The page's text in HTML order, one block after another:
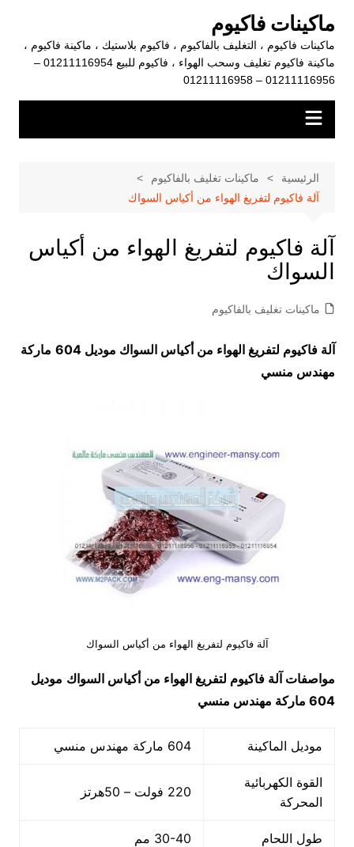
المحتوى
ماكينات فاكيوم
ماكينات فاكيوم ، التغليف بالفاكيوم ، فاكيوم بلاستيك ، ماكينة فاكيوم ،
ماكينة فاكيوم تغليف وسحب الهواء ، فاكيوم للبيع 01211116954 –
01211116956 – 01211116958
الرئيسية
ماكينات تغليف بالفاكيوم
آلة فاكيوم لتفريغ الهواء من أكياس السواك
آلة فاكيوم لتفريغ الهواء من أكياس
السواك
ماكينات تغليف بالفاكيوم
آلة فاكيوم لتفريغ الهواء من أكياس السواك موديل 604
ماركة
مهندس منسي
آلة فاكيوم لتفريغ الهواء من أكياس السواك
مواصفات آلة فاكيوم لتفريغ الهواء من أكياس السواك موديل
604 ماركة مهندس منسي
موديل الماكينة 604 ماركة مهندس منسي
القوة الكهربائية
المحركة
220 فولت – 50هرتز
طول اللحام 30-40 مم